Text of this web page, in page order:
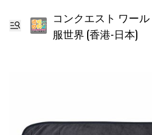
コンクエスト ワールド 征
服世界 (香港-日本)